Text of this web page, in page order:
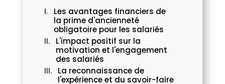
Les avantages financiers de
la prime d'ancienneté
obligatoire pour les salariés
L'impact positif sur la
motivation et l'engagement
des salariés
La reconnaissance de
l'expérience et du savoir-faire